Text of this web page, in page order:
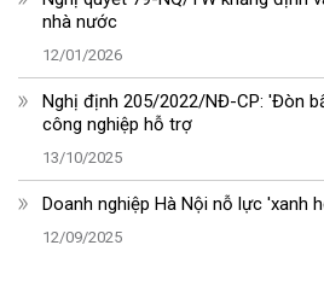
nhà nước
12/01/2026
Nghị định 205/2022/NĐ-CP: 'Đòn
công nghiệp hỗ trợ
13/10/2025
Doanh nghiệp Hà Nội nỗ lực 'xanh
12/09/2025